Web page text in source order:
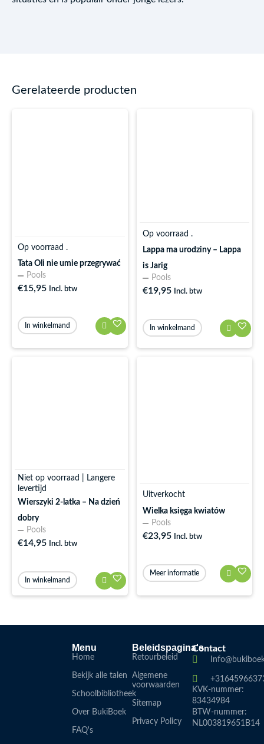
Gerelateerde producten
Op voorraad .
Tata Oli nie umie przegrywać
Pools
€15,95 Incl. btw
In winkelmand
Op voorraad .
Lappa ma urodziny – Lappa
is Jarig
Pools
€19,95 Incl. btw
In winkelmand
Niet op voorraad | Langere
levertijd
Wierszyki 2-latka – Na dzień
dobry
Pools
€14,95 Incl. btw
In winkelmand
Uitverkocht
Wielka księga kwiatów
Pools
€23,95 Incl. btw
Meer informatie
Menu
Home
Bekijk alle talen
Schoolbibliotheek
Over BukiBoek
FAQ's
Beleidspagina's
Retourbeleid
Algemene
voorwaarden
Sitemap
Privacy Policy
Contact
KVK-nummer:
83434984
BTW-nummer:
NL003819651B14